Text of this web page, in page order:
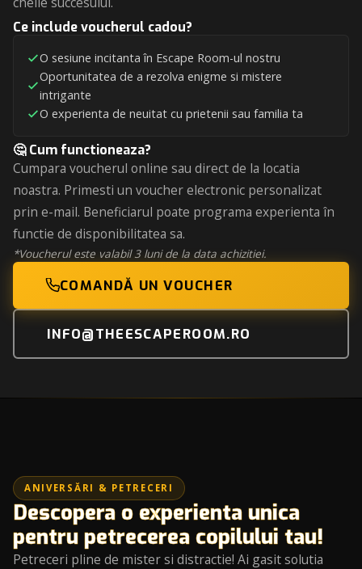
Ce include voucherul cadou?
O sesiune incitanta în Escape Room-ul nostru
Oportunitatea de a rezolva enigme si mistere
intrigante
O experienta de neuitat cu prietenii sau familia ta
🤔 Cum functioneaza?
Cumpara voucherul online sau direct de la locatia
noastra. Primesti un voucher electronic personalizat
prin e-mail. Beneficiarul poate programa experienta în
functie de disponibilitatea sa.
*Voucherul este valabil 3 luni de la data achizitiei.
COMANDĂ UN VOUCHER
INFO@THEESCAPEROOM.RO
ANIVERSĂRI & PETRECERI
Descopera o experienta unica
pentru petrecerea copilului tau!
Petreceri pline de mister si distractie! Ai gasit solutia